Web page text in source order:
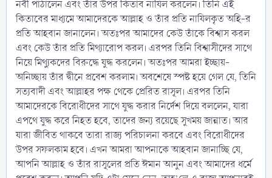
নবী পাঠালেন এবং তাঁর উপর কিতাব নাযিল করলেন। তিনি এই
কিতাবের মাধ্যমে আমাদেরকে আল্লাহ ও তাঁর প্রতি নাযিলকৃত অহি-র
প্রতি আহবান জানালেন। অতঃপর আমাদের কেউ তাঁকে বিশ্বাস করল
এবং কেউ তাঁর প্রতি মিথ্যারোপ করল। এরপর তিনি বিশ্বাসীদের সাথে
নিয়ে মিথ্যুকদের বিরুদ্ধে যুদ্ধ করলেন। অতঃপর আমরা ইচ্ছায়-
অনিচ্ছায় তাঁর দ্বীনে প্রবেশ করলাম। অবশেষে স্পষ্ট হয়ে গেল যে, তিনি
সত্যবাদী এবং আল্লাহর পক্ষ থেকে প্রেরিত রাসূল। এরপর তিনি
আমাদেরকে বিরোধীদের সাথে যুদ্ধ করার নির্দেশ দিয়ে বললেন, যারা
এপথে যুদ্ধ করে নিহত হবে, তাদের জন্য রয়েছে সুখময় জান্নাত। আর
যারা জীবিত থাকবে তারা রাজ্য পরিচালনা করবে এবং বিরোধীদের
উপর সফলকাম হবে। এখন আমরা আপনাকে আহবান জানাচ্ছি যে,
আপনি আল্লাহ ও তাঁর রাসূলের প্রতি ঈমান আনুন এবং আমাদের ধর্মে